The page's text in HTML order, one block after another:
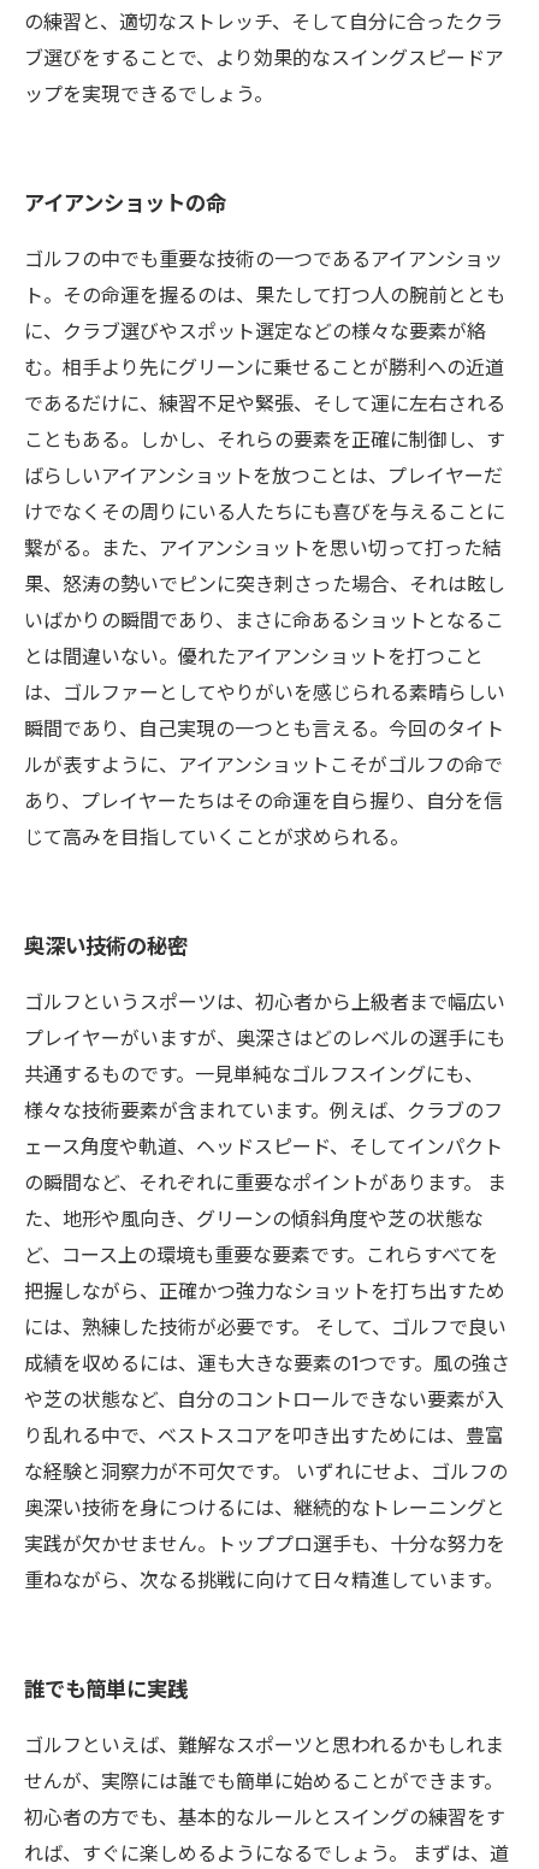
の練習と、適切なストレッチ、そして自分に合ったクラ
ブ選びをすることで、より効果的なスイングスピードア
ップを実現できるでしょう。
アイアンショットの命
ゴルフの中でも重要な技術の一つであるアイアンショッ
ト。その命運を握るのは、果たして打つ人の腕前ととも
に、クラブ選びやスポット選定などの様々な要素が絡
む。相手より先にグリーンに乗せることが勝利への近道
であるだけに、練習不足や緊張、そして運に左右される
こともある。しかし、それらの要素を正確に制御し、す
ばらしいアイアンショットを放つことは、プレイヤーだ
けでなくその周りにいる人たちにも喜びを与えることに
繋がる。また、アイアンショットを思い切って打った結
果、怒涛の勢いでピンに突き刺さった場合、それは眩し
いばかりの瞬間であり、まさに命あるショットとなるこ
とは間違いない。優れたアイアンショットを打つこと
は、ゴルファーとしてやりがいを感じられる素晴らしい
瞬間であり、自己実現の一つとも言える。今回のタイト
ルが表すように、アイアンショットこそがゴルフの命で
あり、プレイヤーたちはその命運を自ら握り、自分を信
じて高みを目指していくことが求められる。
奥深い技術の秘密
ゴルフというスポーツは、初心者から上級者まで幅広い
プレイヤーがいますが、奥深さはどのレベルの選手にも
共通するものです。一見単純なゴルフスイングにも、
様々な技術要素が含まれています。例えば、クラブのフ
ェース角度や軌道、ヘッドスピード、そしてインパクト
の瞬間など、それぞれに重要なポイントがあります。 ま
た、地形や風向き、グリーンの傾斜角度や芝の状態な
ど、コース上の環境も重要な要素です。これらすべてを
把握しながら、正確かつ強力なショットを打ち出すため
には、熟練した技術が必要です。 そして、ゴルフで良い
成績を収めるには、運も大きな要素の1つです。風の強さ
や芝の状態など、自分のコントロールできない要素が入
り乱れる中で、ベストスコアを叩き出すためには、豊富
な経験と洞察力が不可欠です。 いずれにせよ、ゴルフの
奥深い技術を身につけるには、継続的なトレーニングと
実践が欠かせません。トッププロ選手も、十分な努力を
重ねながら、次なる挑戦に向けて日々精進しています。
誰でも簡単に実践
ゴルフといえば、難解なスポーツと思われるかもしれま
せんが、実際には誰でも簡単に始めることができます。
初心者の方でも、基本的なルールとスイングの練習をす
れば、すぐに楽しめるようになるでしょう。 まずは、道